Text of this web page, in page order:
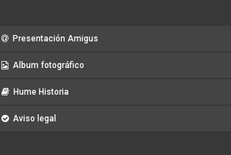
Presentación Amigus
Album fotográfico
Hume Historia
Aviso legal